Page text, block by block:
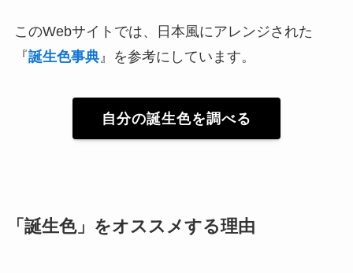
このWebサイトでは、日本風にアレンジされた
『誕生色事典』を参考にしています。
自分の誕生色を調べる
「誕生色」をオススメする理由